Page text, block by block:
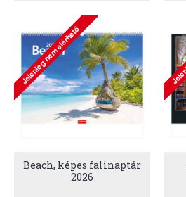
Beach, képes falinaptár
2026